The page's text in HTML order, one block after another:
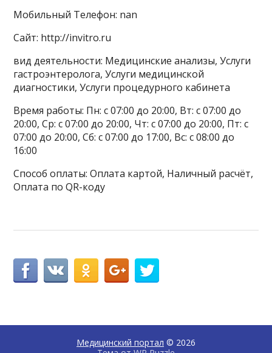
Мобильный Телефон: nan
Сайт: http://invitro.ru
вид деятельности: Медицинские анализы, Услуги
гастроэнтеролога, Услуги медицинской
диагностики, Услуги процедурного кабинета
Время работы: Пн: с 07:00 до 20:00, Вт: с 07:00 до
20:00, Ср: с 07:00 до 20:00, Чт: с 07:00 до 20:00, Пт: с
07:00 до 20:00, Сб: с 07:00 до 17:00, Вс: с 08:00 до
16:00
Способ оплаты: Оплата картой, Наличный расчёт,
Оплата по QR-коду
Медицинский портал © 2026